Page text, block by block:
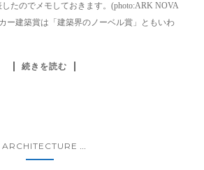
たのでメモしておきます。(photo:ARK NOVA
ー建築賞は「建築界のノーベル賞」ともいわ
続きを読む
ARCHITECTURE ...